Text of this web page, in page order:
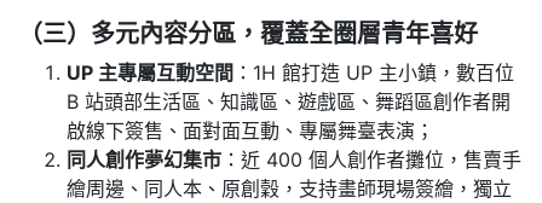
（三）多元內容分區，覆蓋全圈層青年喜好
UP 主專屬互動空間 ：1H 館打造 UP 主小鎮，數百位
B 站頭部生活區、知識區、遊戲區、舞蹈區創作者開
啟線下簽售、面對面互動、專屬舞臺表演；
同人創作夢幻集市 ：近 400 個人創作者攤位，售賣手
繪周邊、同人本、原創穀，支持畫師現場簽繪，獨立